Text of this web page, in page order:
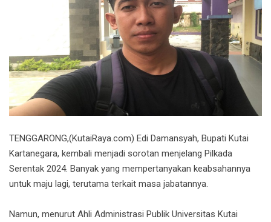
TENGGARONG,(KutaiRaya.com) Edi Damansyah, Bupati Kutai
Kartanegara, kembali menjadi sorotan menjelang Pilkada
Serentak 2024. Banyak yang mempertanyakan keabsahannya
untuk maju lagi, terutama terkait masa jabatannya.
Namun, menurut Ahli Administrasi Publik Universitas Kutai